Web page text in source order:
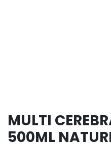
MULTI
500ML